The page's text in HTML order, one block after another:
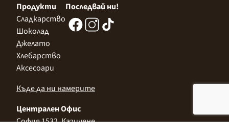
Продукти
Сладкарство
Шоколад
Джелато
Хлебарство
Аксесоари
Последвай ни!
Къде да ни намерите
Централен Офис
София 1532, Казичене,